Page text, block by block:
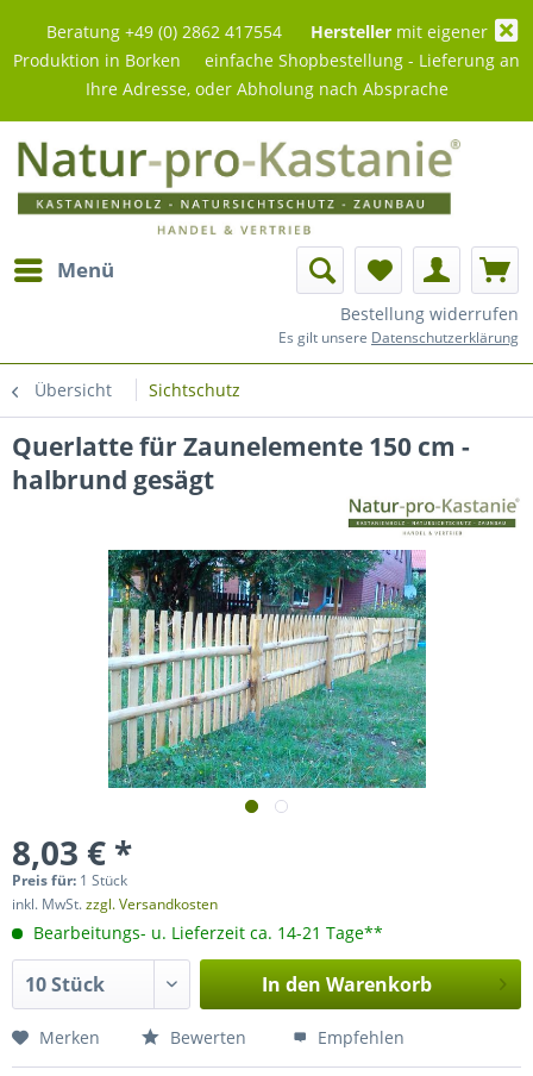
Beratung +49 (0) 2862 417554 Herstellermit eigener
Produktion in Borken einfache Shopbestellung - Lieferung an
Ihre Adresse, oder Abholung nach Absprache
Menü
Bestellung widerrufen
Es gilt unsere Datenschutzerklärung
Übersicht Sichtschutz
Querlatte für Zaunelemente 150 cm -
halbrund gesägt
8,03 € *
Preis für: 1 Stück
inkl. MwSt.zzgl. Versandkosten
Bearbeitungs- u. Lieferzeit ca. 14-21 Tage**
In den Warenkorb
Merken Bewerten Empfehlen